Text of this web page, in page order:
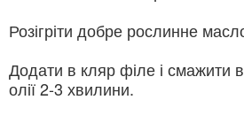
Розігріти добре рослинне
Додати в кляр філе і смажити в
олії 2-3 хвилини.